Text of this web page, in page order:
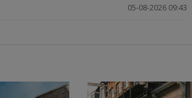
05-08-2026 09:43